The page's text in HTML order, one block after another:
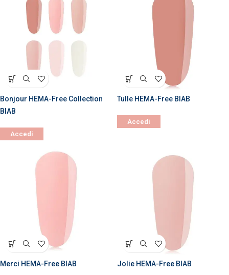
Bonjour HEMA-Free Collection
BIAB
Accedi
Tulle HEMA-Free BIAB
Accedi
Merci HEMA-Free BIAB Jolie HEMA-Free BIAB